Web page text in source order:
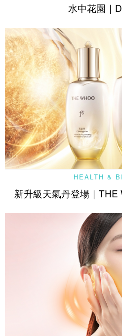
水中花園｜
HEALTH &
新升級天氣丹登場｜